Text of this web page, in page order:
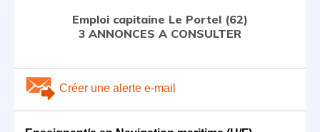
Emploi capitaine Le Portel (62)
3 ANNONCES A CONSULTER
Créer une alerte e-mail